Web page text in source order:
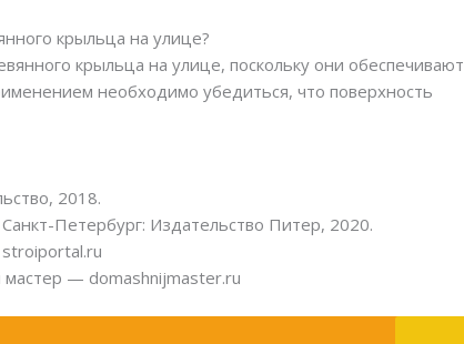
крыльца на улице?
крыльца на улице, поскольку они обеспечивают
необходимо убедиться, что поверхность
2018.
Петербург: Издательство Питер, 2020.
— domashnijmaster.ru